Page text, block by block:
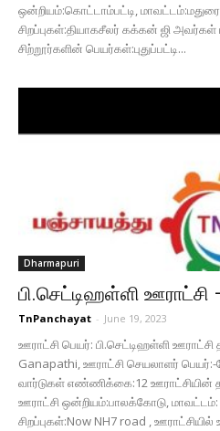
ஒன்றியம்:கொட்டாம்பட்டி,
சிறப்புகள்:தியாகசீலர் கக்கன் ஜி
சிற்றூர்களின் பெயர்கள்:புதுப்பட்டி...
Dharmapuri
பி.செட்டிஹள்ளி ஊராட்சி
TnPanchayat - June 19, 2023
ஊராட்சி பெயர்: பி.செட்டிஹள்ளி
Ganapathi, ஊராட்சி செயலாளர்
வார்டுகள் எண்ணிக்கை:12
ஊராட்சி ஒன்றியம்:பாலக்கோடு, மாவட்டம்:
சிறப்புகள்:Now NH7 road ,